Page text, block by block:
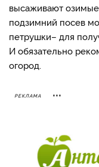
высаживают
подзимний посев
петрушки– для
И обязательно
огород.
РЕКЛАМА